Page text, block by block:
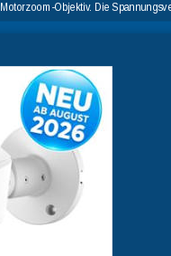
Objektiv. Die